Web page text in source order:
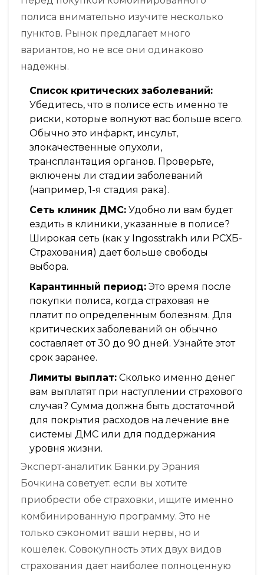
полиса внимательно изучите несколько
пунктов. Рынок предлагает много
вариантов, но не все они одинаково
надежны.
Список критических заболеваний:
Убедитесь, что в полисе есть именно те
риски, которые волнуют вас больше всего.
Обычно это инфаркт, инсульт,
злокачественные опухоли,
трансплантация органов. Проверьте,
включены ли стадии заболеваний
(например, 1-я стадия рака).
Сеть клиник ДМС: Удобно ли вам будет
ездить в клиники, указанные в полисе?
Широкая сеть (как у Ingosstrakh или РСХБ-
Страхования) дает больше свободы
выбора.
Карантинный период: Это время после
покупки полиса, когда страховая не
платит по определенным болезням. Для
критических заболеваний он обычно
составляет от 30 до 90 дней. Узнайте этот
срок заранее.
Лимиты выплат: Сколько именно денег
вам выплатят при наступлении страхового
случая? Сумма должна быть достаточной
для покрытия расходов на лечение вне
системы ДМС или для поддержания
уровня жизни.
Эксперт-аналитик Банки.ру Эрания
Бочкина советует: если вы хотите
приобрести обе страховки, ищите именно
комбинированную программу. Это не
только сэкономит ваши нервы, но и
кошелек. Совокупность этих двух видов
страхования дает наиболее полноценную